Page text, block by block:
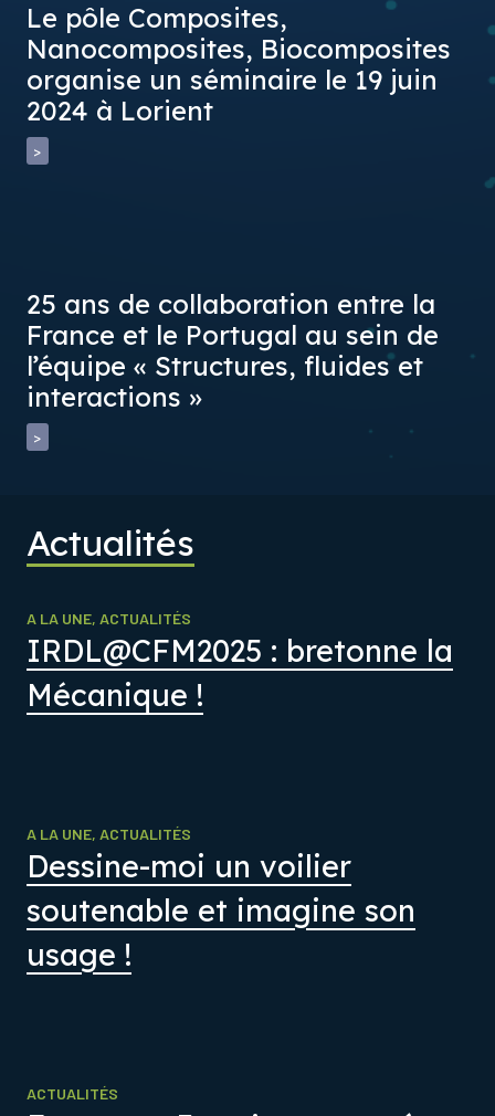
Le pôle Composites,
Nanocomposites, Biocomposites
organise un séminaire le 19 juin
2024 à Lorient
>
25 ans de collaboration entre la
France et le Portugal au sein de
l’équipe « Structures, fluides et
interactions »
>
Actualités
A LA UNE, ACTUALITÉS
IRDL@CFM2025 : bretonne la
Mécanique !
A LA UNE, ACTUALITÉS
Dessine-moi un voilier
soutenable et imagine son
usage !
ACTUALITÉS